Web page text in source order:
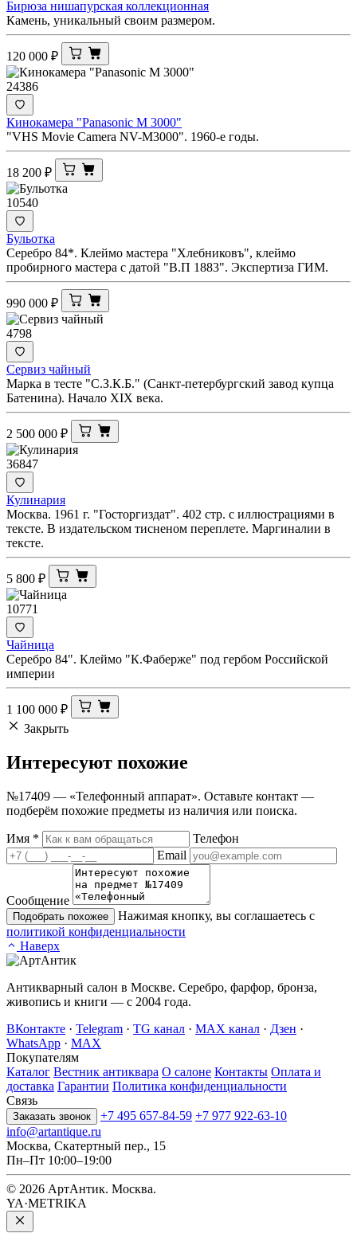
Бирюза нишапурская коллекционная
Камень, уникальный своим размером.
120 000 ₽
24386
Кинокамера "Panasonic M 3000"
"VHS Movie Camera NV-M3000". 1960-е годы.
18 200 ₽
10540
Бульотка
Серебро 84*. Клеймо мастера "Хлебниковъ", клеймо
пробирного мастера с датой "В.П 1883". Экспертиза ГИМ.
990 000 ₽
4798
Сервиз чайный
Марка в тесте "С.З.К.Б." (Санкт-петербургский завод купца
Батенина). Начало XIX века.
2 500 000 ₽
36847
Кулинария
Москва. 1961 г. "Госторгиздат". 402 стр. с иллюстрациями в
тексте. В издательском тисненом переплете. Маргиналии в
тексте.
5 800 ₽
10771
Чайница
Серебро 84". Клеймо "К.Фаберже" под гербом Российской
империи
1 100 000 ₽
Закрыть
Интересуют похожие
№17409 — «Телефонный аппарат». Оставьте контакт —
подберём похожие предметы из наличия или поиска.
Имя *
Телефон
Email
Сообщение
Подобрать похожее
Нажимая кнопку, вы соглашаетесь с
политикой конфиденциальности
Наверх
Антикварный салон в Москве. Серебро, фарфор, бронза,
живопись и книги — с 2004 года.
ВКонтакте · Telegram · TG канал · MAX канал · Дзен ·
WhatsApp · MAX
Покупателям
Каталог Вестник антиквара О салоне Контакты Оплата и
доставка Гарантии Политика конфиденциальности
Связь
Заказать звонок +7 495 657-84-59 +7 977 922-63-10
info@artantique.ru
Москва, Скатертный пер., 15
Пн–Пт 10:00–19:00
© 2026 АртАнтик. Москва.
YA·METRIKA